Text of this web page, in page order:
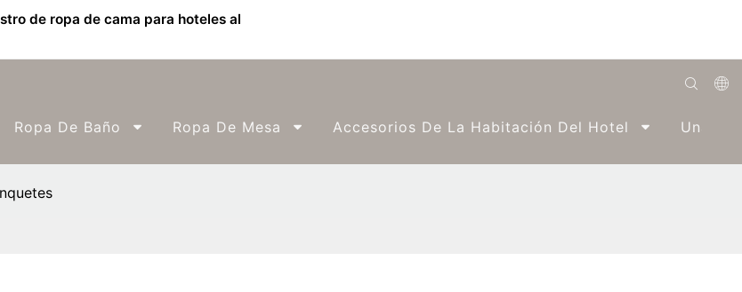
de ropa de cama para hoteles al
Ropa De Baño Ropa De Mesa Accesorios De La Habitación Del Hotel Una